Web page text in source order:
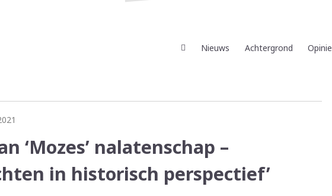
Nieuws Achtergrond Opinie
‘Mozes’ nalatenschap –
in historisch perspectief’